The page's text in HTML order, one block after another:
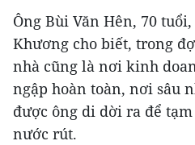
Ông Bùi Văn Hên, 70
Khương cho biết, trong
nhà cũng là nơi kinh
ngập hoàn toàn, nơi sâu
được ông di dời ra để
nước rút.